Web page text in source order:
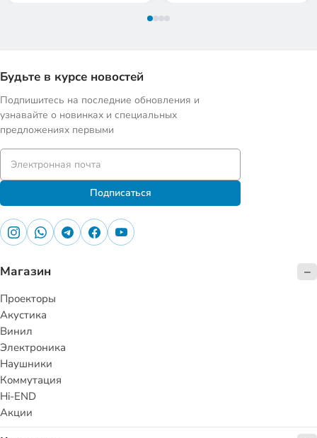
Будьте в курсе новостей
Подпишитесь на последние обновления и
узнавайте о новинках и специальных
предложениях первыми
Подписаться
Магазин
Проекторы
Акустика
Винил
Электроника
Наушники
Коммутация
Hi-END
Акции